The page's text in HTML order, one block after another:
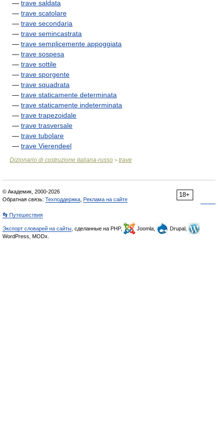
— trave saldata
— trave scatolare
— trave secondaria
— trave semincastrata
— trave semplicemente appoggiata
— trave sospesa
— trave sottile
— trave sporgente
— trave squadrata
— trave staticamente determinata
— trave staticamente indeterminata
— trave trapezoidale
— trave trasversale
— trave tubolare
— trave Vierendeel
Dizionario di costruzione italiana-russo > trave
18+
© Академик, 2000-2026
Обратная связь: Техподдержка Реклама на сайте
👣 Путешествия
Экспорт словарей на сайты , сделанные на PHP, Joomla,
Drupal,
WordPress, MODx.